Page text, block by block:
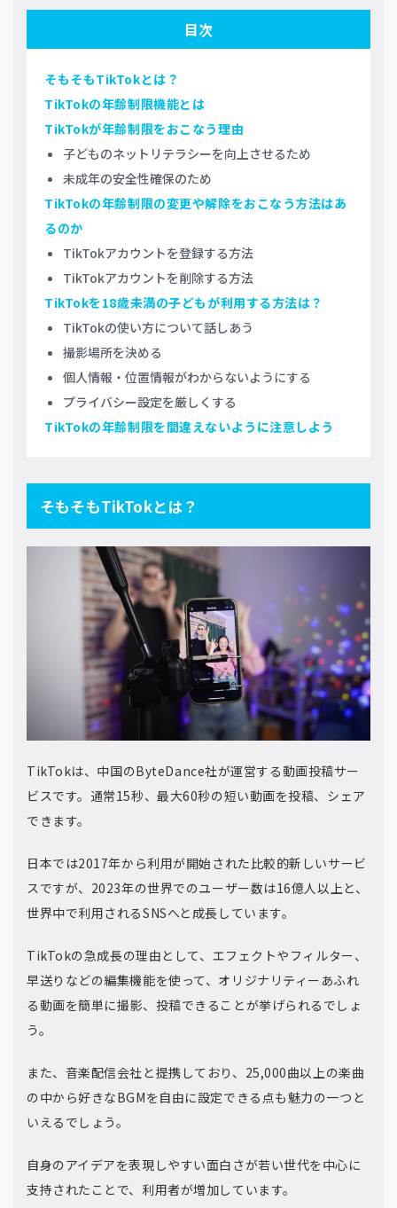
目次
そもそもTikTokとは？
TikTokの年齢制限機能とは
TikTokが年齢制限をおこなう理由
子どものネットリテラシーを向上させるため
未成年の安全性確保のため
TikTokの年齢制限の変更や解除をおこなう方法はあ
るのか
TikTokアカウントを登録する方法
TikTokアカウントを削除する方法
TikTokを18歳未満の子どもが利用する方法は？
TikTokの使い方について話しあう
撮影場所を決める
個人情報・位置情報がわからないようにする
プライバシー設定を厳しくする
TikTokの年齢制限を間違えないように注意しよう
そもそもTikTokとは？
TikTokは、中国のByteDance社が運営する動画投稿サー
ビスです。通常15秒、最大60秒の短い動画を投稿、シェア
できます。
日本では2017年から利用が開始された比較的新しいサービ
スですが、2023年の世界でのユーザー数は16億人以上と、
世界中で利用されるSNSへと成長しています。
TikTokの急成長の理由として、エフェクトやフィルター、
早送りなどの編集機能を使って、オリジナリティーあふれ
る動画を簡単に撮影、投稿できることが挙げられるでしょ
う。
また、音楽配信会社と提携しており、25,000曲以上の楽曲
の中から好きなBGMを自由に設定できる点も魅力の一つと
いえるでしょう。
自身のアイデアを表現しやすい面白さが若い世代を中心に
支持されたことで、利用者が増加しています。